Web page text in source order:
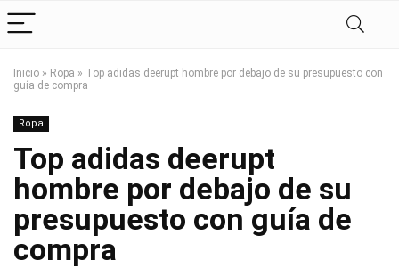
Inicio » Ropa » Top adidas deerupt hombre por debajo de su presupuesto con
guía de compra
Ropa
Top adidas deerupt
hombre por debajo de su
presupuesto con guía de
compra